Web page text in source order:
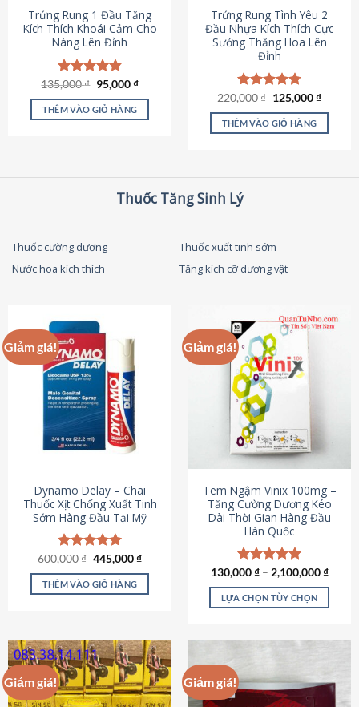
được
chọn
trên
trang
sản
phẩm
Trứng Rung 1 Đầu Tăng
Kích Thích Khoái Cảm Cho
Nàng Lên Đỉnh
Được xếp
hạng4.87
5 sao
135,000₫ Giá
gốc
là:
135,000 ₫.
95,000₫Giá
tại
THÊM VÀO GIỎ HÀNG
Trứng Rung Tình Yêu 2
Đầu Nhựa Kích Thích Cực
Sướng Thăng Hoa Lên
Đỉnh
Được xếp
hạng4.79
5 sao
220,000₫ Giá
là:
220,000 ₫.
125,000₫Giá
tại
THÊM VÀO GIỎ HÀNG
Thuốc Tăng Sinh Lý
Thuốc cường dương
Thuốc xuất tinh sớm
Nước hoa kích thích
Tăng kích cỡ dương vật
Giảm giá!
Dynamo Delay – Chai
Thuốc Xịt Chống Xuất Tinh
Sớm Hàng Đầu Tại Mỹ
Được xếp
hạng5.00
5 sao
600,000₫ Giá
là:
600,000 ₫.
445,000₫Giá
tại
THÊM VÀO GIỎ HÀNG
Giảm giá!
Tem Ngậm Vinix 100mg –
Tăng Cường Dương Kéo
Dài Thời Gian Hàng Đầu
Hàn Quốc
Được xếp
hạng5.00
5 sao
130,000₫– 2,100,000₫
LỰA CHỌN TÙY CHỌN
nhiều
biến
Giảm giá! Giảm giá!